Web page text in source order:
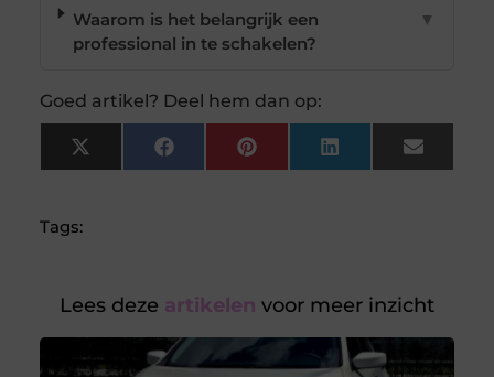
Waarom is het belangrijk een
professional in te schakelen?
▼
Goed artikel? Deel hem dan op:
X
(Twitter)
FacebookPinterest LinkedIn Email
Tags:
Lees deze artikelen voor meer inzicht